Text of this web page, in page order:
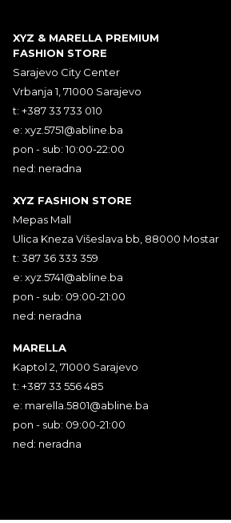
XYZ & MARELLA PREMIUM
FASHION STORE
Sarajevo City Center
Vrbanja 1, 71000 Sarajevo
t: +387 33 733 010
e: xyz.5751@abline.ba
pon - sub: 10:00-22:00
ned: neradna
XYZ FASHION STORE
Mepas Mall
Ulica Kneza Višeslava bb, 88000 Mostar
t: 387 36 333 359
e: xyz.5741@abline.ba
pon - sub: 09:00-21:00
ned: neradna
MARELLA
Kaptol 2, 71000 Sarajevo
t: +387 33 556 485
e: marella.5801@abline.ba
pon - sub: 09:00-21:00
ned: neradna